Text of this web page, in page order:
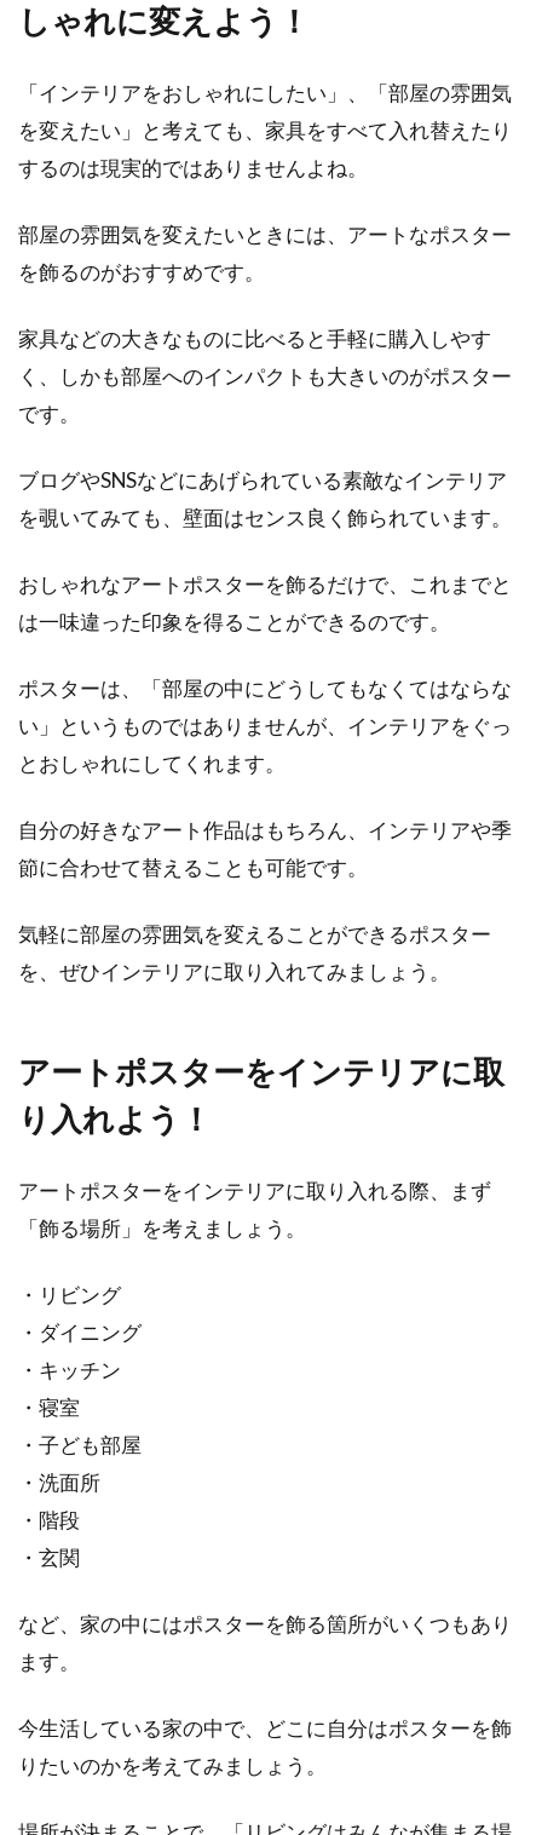
性の高さ...
準防火地域の家の窓は防火性能にせ
ずシャッターでもOK？
準防火地域に家を建築する場合、その土地の性
質上、一定の耐火性能が求められます。窓につ
ここ数年、独身女性が将来に備えて分譲マンシ
ョンを購入するケースが多くなっています。な
駐車場をコンクリート舗装する際は
新築する際、外構のことを同時に考える必要が
れていま...
土地を取得したら行う登記とは？自
分でも行うことは可能？
のが、不動産登記ですね。しかし日常生活にお
れたりする方の中には、「台所の採光問題」が
気になる方も...
2LDKに家族で暮らす場合の大阪の賃
しゃれに変えよう！
「インテリアをおしゃれにしたい」、「部屋の雰囲気
を変えたい」と考えても、家具をすべて入れ替えたり
するのは現実的ではありませんよね。
部屋の雰囲気を変えたいときには、アートなポスター
を飾るのがおすすめです。
家具などの大きなものに比べると手軽に購入しやす
く、しかも部屋へのインパクトも大きいのがポスター
です。
ブログやSNSなどにあげられている素敵なインテリア
を覗いてみても、壁面はセンス良く飾られています。
おしゃれなアートポスターを飾るだけで、これまでと
は一味違った印象を得ることができるのです。
ポスターは、「部屋の中にどうしてもなくてはならな
い」というものではありませんが、インテリアをぐっ
とおしゃれにしてくれます。
自分の好きなアート作品はもちろん、インテリアや季
節に合わせて替えることも可能です。
気軽に部屋の雰囲気を変えることができるポスター
を、ぜひインテリアに取り入れてみましょう。
アートポスターをインテリアに取
り入れよう！
アートポスターをインテリアに取り入れる際、まず
「飾る場所」を考えましょう。
・リビング
・ダイニング
・キッチン
・寝室
・子ども部屋
・洗面所
・階段
・玄関
など、家の中にはポスターを飾る箇所がいくつもあり
ます。
今生活している家の中で、どこに自分はポスターを飾
りたいのかを考えてみましょう。